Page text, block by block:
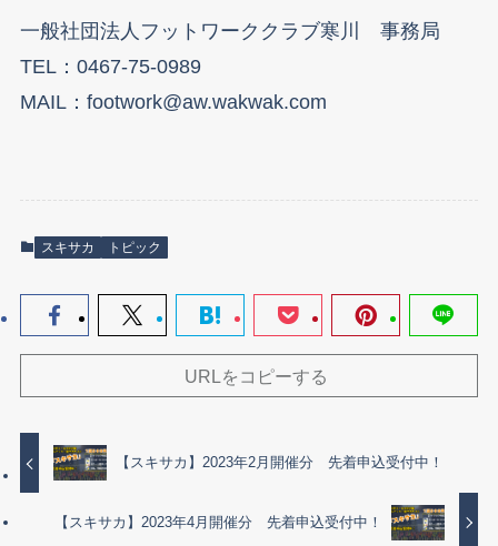
一般社団法人フットワーククラブ寒川 事務局
TEL：0467-75-0989
MAIL：footwork@aw.wakwak.com
スキサカ トピック
URLをコピーする
【スキサカ】2023年2月開催分 先着申込受付中！
【スキサカ】2023年4月開催分 先着申込受付中！